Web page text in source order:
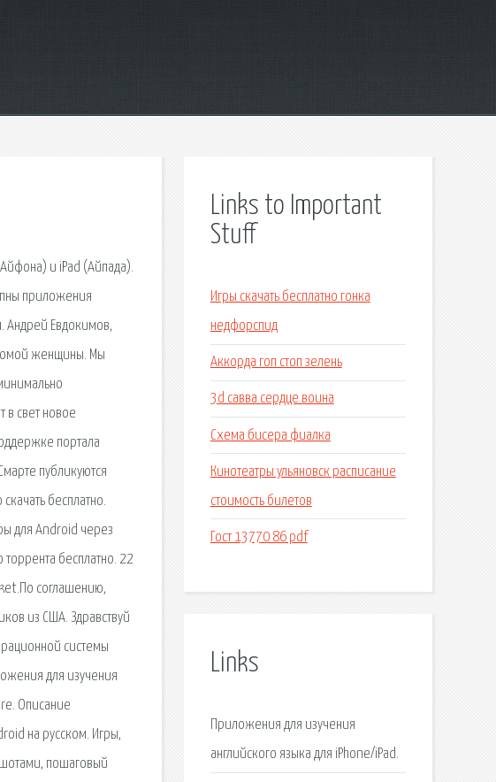
и iPad (Айпада).
приложения
Андрей Евдокимов,
женщины. Мы
в свет новое
портала
публикуются
бесплатно.
для Android через
бесплатно. 22
соглашению,
из США. Здравствуй
системы
для изучения
Описание
на русском. Игры,
пошаговый
Links to Important
Stuff
Игры скачать бесплатно гонка
недфорспид
Аккорда гоп стоп зелень
3d савва сердце воина
Схема бисера фиалка
Кинотеатры ульяновск расписание
стоимость билетов
Гост 13770 86 pdf
Links
Приложения для изучения
английского языка для iPhone/iPad.